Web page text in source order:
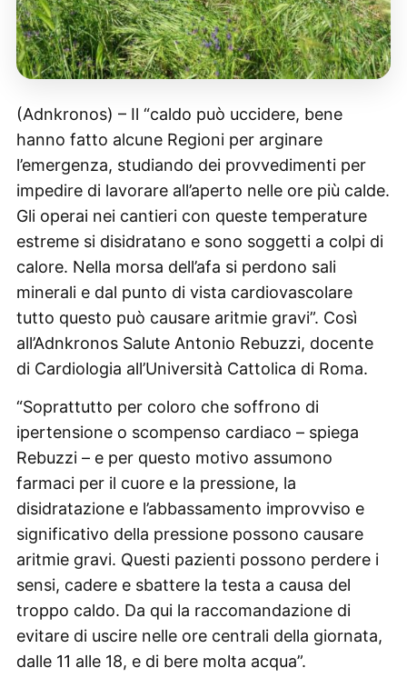
(Adnkronos) – Il “caldo può uccidere, bene
hanno fatto alcune Regioni per arginare
l’emergenza, studiando dei provvedimenti per
impedire di lavorare all’aperto nelle ore più calde.
Gli operai nei cantieri con queste temperature
estreme si disidratano e sono soggetti a colpi di
calore. Nella morsa dell’afa si perdono sali
minerali e dal punto di vista cardiovascolare
tutto questo può causare aritmie gravi”. Così
all’Adnkronos Salute Antonio Rebuzzi, docente
di Cardiologia all’Università Cattolica di Roma.
“Soprattutto per coloro che soffrono di
ipertensione o scompenso cardiaco – spiega
Rebuzzi – e per questo motivo assumono
farmaci per il cuore e la pressione, la
disidratazione e l’abbassamento improvviso e
significativo della pressione possono causare
aritmie gravi. Questi pazienti possono perdere i
sensi, cadere e sbattere la testa a causa del
troppo caldo. Da qui la raccomandazione di
evitare di uscire nelle ore centrali della giornata,
dalle 11 alle 18, e di bere molta acqua”.